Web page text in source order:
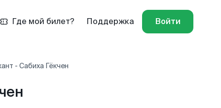
Где мой билет? Поддержка Войти
- Сабиха Гёкчен